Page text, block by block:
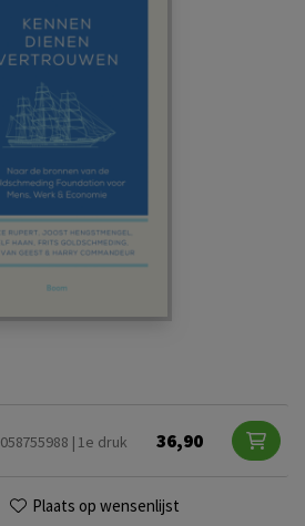
| 1e druk
36,90
Plaats op wensenlijst